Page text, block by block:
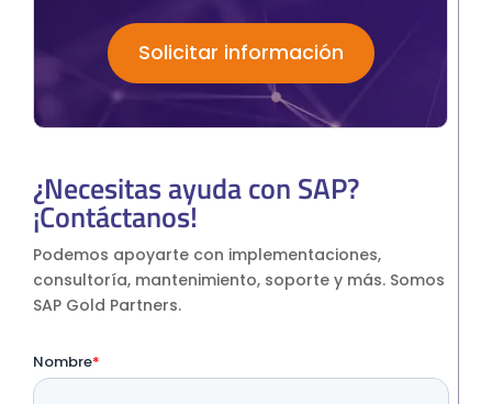
Solicitar información
¿Necesitas ayuda con SAP?
¡Contáctanos!
Podemos apoyarte con implementaciones,
consultoría, mantenimiento, soporte y más. Somos
SAP Gold Partners.